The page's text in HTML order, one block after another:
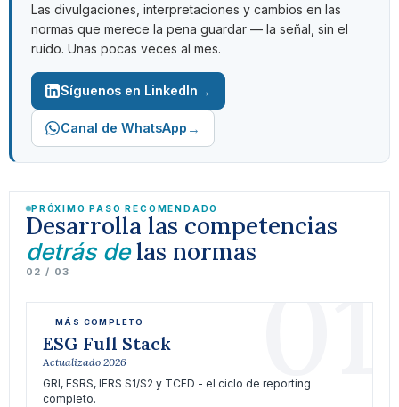
Las divulgaciones, interpretaciones y cambios en las
normas que merece la pena guardar — la señal, sin el
ruido. Unas pocas veces al mes.
Síguenos en LinkedIn →
Canal de WhatsApp →
PRÓXIMO PASO RECOMENDADO
Desarrolla las competencias
detrás delas normas
02 / 03 01
MÁS COMPLETO
ESG Full Stack
Actualizado 2026
GRI, ESRS, IFRS S1/S2 y TCFD - el ciclo de reporting
completo.